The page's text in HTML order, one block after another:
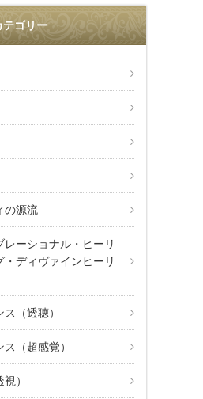
テゴリー
の源流
ーショナル・ヒーリ
・ディヴァインヒーリ
（透聴）
（超感覚）
）